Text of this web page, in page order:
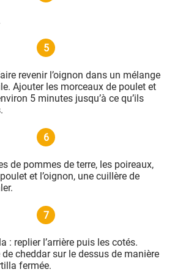
5
revenir l’oignon dans un mélange
Ajouter les morceaux de poulet et
5 minutes jusqu’à ce qu’ils
6
de pommes de terre, les poireaux,
et l’oignon, une cuillère de
7
: replier l’arrière puis les cotés.
cheddar sur le dessus de manière
fermée.